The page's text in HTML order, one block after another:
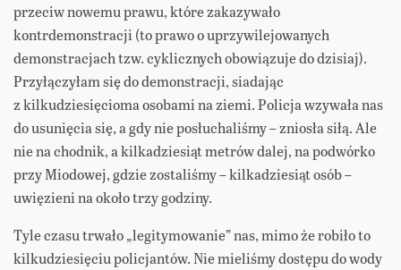
przeciw nowemu prawu, które zakazywało
kontrdemonstracji (to prawo o uprzywilejowanych
demonstracjach tzw. cyklicznych obowiązuje do dzisiaj).
Przyłączyłam się do demonstracji, siadając
z kilkudziesięcioma osobami na ziemi. Policja wzywała nas
do usunięcia się, a gdy nie posłuchaliśmy – zniosła siłą. Ale
nie na chodnik, a kilkadziesiąt metrów dalej, na podwórko
przy Miodowej, gdzie zostaliśmy – kilkadziesiąt osób –
uwięzieni na około trzy godziny.
Tyle czasu trwało „legitymowanie” nas, mimo że robiło to
kilkudziesięciu policjantów. Nie mieliśmy dostępu do wody